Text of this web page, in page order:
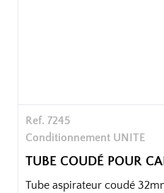
Ref. 7245
Conditionnement UNITE
TUBE COUDÉ POUR
Tube aspirateur coudé